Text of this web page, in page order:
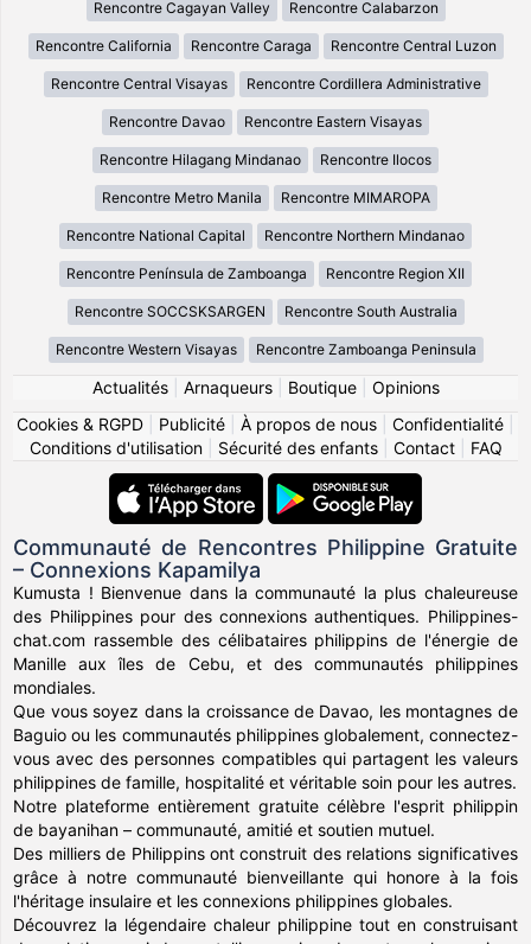
Rencontre Cagayan Valley Rencontre Calabarzon
Rencontre California Rencontre Caraga Rencontre Central Luzon
Rencontre Central Visayas Rencontre Cordillera Administrative
Rencontre Davao Rencontre Eastern Visayas
Rencontre Hilagang Mindanao Rencontre Ilocos
Rencontre Metro Manila Rencontre MIMAROPA
Rencontre National Capital Rencontre Northern Mindanao
Rencontre Península de Zamboanga Rencontre Region XII
Rencontre SOCCSKSARGEN Rencontre South Australia
Rencontre Western Visayas Rencontre Zamboanga Peninsula
Actualités| Arnaqueurs| Boutique| Opinions
Cookies & RGPD
Publicité À propos de nous Confidentialité
Conditions d'utilisation| Sécurité des enfants| Contact| FAQ
Communauté de Rencontres Philippine Gratuite
– Connexions Kapamilya
Kumusta ! Bienvenue dans la communauté la plus chaleureuse
des Philippines pour des connexions authentiques. Philippines-
chat.com rassemble des célibataires philippins de l'énergie de
Manille aux îles de Cebu, et des communautés philippines
mondiales.
Que vous soyez dans la croissance de Davao, les montagnes de
Baguio ou les communautés philippines globalement, connectez-
vous avec des personnes compatibles qui partagent les valeurs
philippines de famille, hospitalité et véritable soin pour les autres.
Notre plateforme entièrement gratuite célèbre l'esprit philippin
de bayanihan – communauté, amitié et soutien mutuel.
Des milliers de Philippins ont construit des relations significatives
grâce à notre communauté bienveillante qui honore à la fois
l'héritage insulaire et les connexions philippines globales.
Découvrez la légendaire chaleur philippine tout en construisant